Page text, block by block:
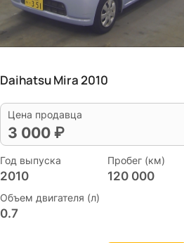
Daihatsu Mira 2010
Цена продавца
3 000 ₽
Год выпуска
2010
Пробег (км)
120 000
Объем двигателя (л)
0.7